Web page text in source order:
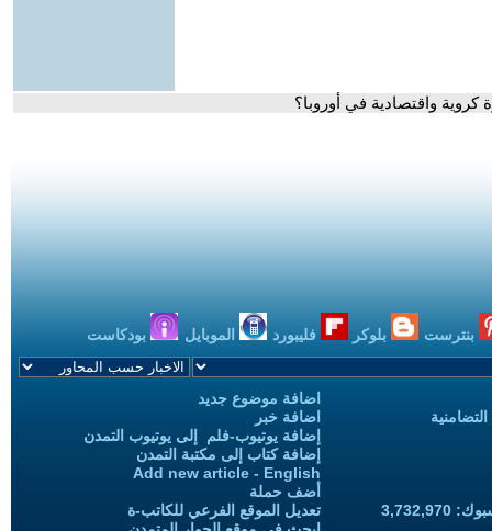
واقتصادية في أوروبا؟
بنترست بلوكر فليبورد الموبايل بودكاست
اضافة موضوع جديد
اضافة خبر
إضافة يوتيوب-فلم إلى يوتيوب التمدن
إضافة كتاب إلى مكتبة التمدن
Add new article - English
أضف حملة
تعديل الموقع الفرعي للكاتب-ة